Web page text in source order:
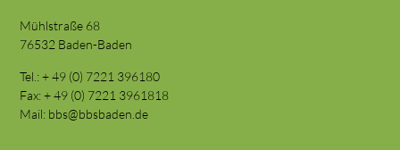
Mühlstraße 68
76532 Baden-Baden
Tel.: + 49 (0) 7221 396180
Fax: + 49 (0) 7221 3961818
Mail: bbs@bbsbaden.de